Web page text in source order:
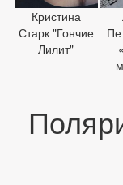
Кристина
Старк "Гончие
Лилит"